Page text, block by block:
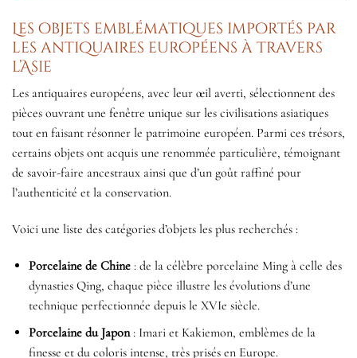
Les objets emblématiques importés par
les antiquaires européens à travers
l’Asie
Les antiquaires européens, avec leur œil averti, sélectionnent des
pièces ouvrant une fenêtre unique sur les civilisations asiatiques
tout en faisant résonner le patrimoine européen. Parmi ces trésors,
certains objets ont acquis une renommée particulière, témoignant
de savoir-faire ancestraux ainsi que d’un goût raffiné pour
l’authenticité et la conservation.
Voici une liste des catégories d’objets les plus recherchés :
Porcelaine de Chine: de la célèbre porcelaine Ming à celle des
dynasties Qing, chaque pièce illustre les évolutions d’une
technique perfectionnée depuis le XVIe siècle.
Porcelaine du Japon: Imari et Kakiemon, emblèmes de la
finesse et du coloris intense, très prisés en Europe.